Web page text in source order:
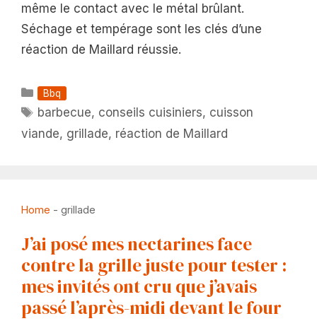
même le contact avec le métal brûlant.
Séchage et tempérage sont les clés d’une
réaction de Maillard réussie.
Catégories
Bbq
Étiquettes
barbecue, conseils cuisiniers, cuisson
viande, grillade, réaction de Maillard
Home - grillade
J’ai posé mes nectarines face
contre la grille juste pour tester :
mes invités ont cru que j’avais
passé l’après-midi devant le four